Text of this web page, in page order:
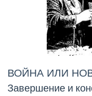
ВОЙНА ИЛИ
Завершение и